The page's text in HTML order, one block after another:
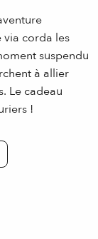
via corda les
suspendu
à allier
Le cadeau
!